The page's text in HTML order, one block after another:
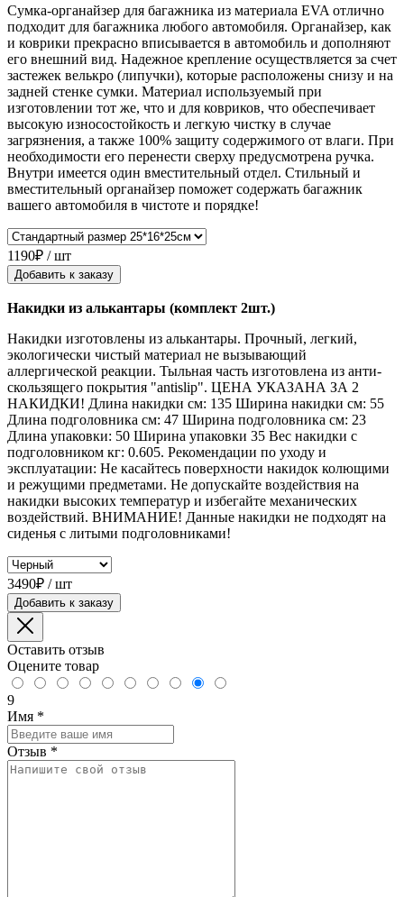
Сумка-органайзер для багажника из материала EVA отлично
подходит для багажника любого автомобиля. Органайзер, как
и коврики прекрасно вписывается в автомобиль и дополняют
его внешний вид. Надежное крепление осуществляется за счет
застежек велькро (липучки), которые расположены снизу и на
задней стенке сумки. Материал используемый при
изготовлении тот же, что и для ковриков, что обеспечивает
высокую износостойкость и легкую чистку в случае
загрязнения, а также 100% защиту содержимого от влаги. При
необходимости его перенести сверху предусмотрена ручка.
Внутри имеется один вместительный отдел. Стильный и
вместительный органайзер поможет содержать багажник
вашего автомобиля в чистоте и порядке!
1190₽ / шт
Добавить к заказу
Накидки из алькантары (комплект 2шт.)
Накидки изготовлены из алькантары. Прочный, легкий,
экологически чистый материал не вызывающий
аллергической реакции. Тыльная часть изготовлена из анти-
скользящего покрытия "antislip". ЦЕНА УКАЗАНА ЗА 2
НАКИДКИ! Длина накидки см: 135 Ширина накидки см: 55
Длина подголовника см: 47 Ширина подголовника см: 23
Длина упаковки: 50 Ширина упаковки 35 Вес накидки с
подголовником кг: 0.605. Рекомендации по уходу и
эксплуатации: Не касайтесь поверхности накидок колющими
и режущими предметами. Не допускайте воздействия на
накидки высоких температур и избегайте механических
воздействий. ВНИМАНИЕ! Данные накидки не подходят на
сиденья с литыми подголовниками!
3490₽ / шт
Добавить к заказу
Оставить отзыв
Оцените товар
9
Имя *
Отзыв *